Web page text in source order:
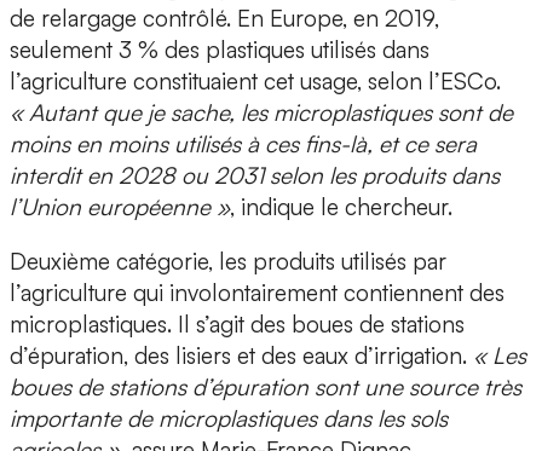
de relargage contrôlé. En Europe, en 2019,
seulement 3 % des plastiques utilisés dans
l’agriculture constituaient cet usage, selon l’ESCo.
« Autant que je sache, les microplastiques sont de
moins en moins utilisés à ces fins-là, et ce sera
interdit en 2028 ou 2031 selon les produits dans
l’Union européenne », indique le chercheur.
Deuxième catégorie, les produits utilisés par
l’agriculture qui involontairement contiennent des
microplastiques. Il s’agit des boues de stations
d’épuration, des lisiers et des eaux d’irrigation. « Les
boues de stations d’épuration sont une source très
importante de microplastiques dans les sols